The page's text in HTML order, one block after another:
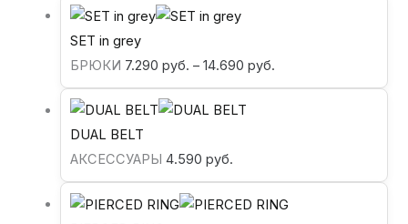
SET in grey
БРЮКИ 7.290руб. –14.690руб.
DUAL BELT
АКСЕССУАРЫ4.590руб.